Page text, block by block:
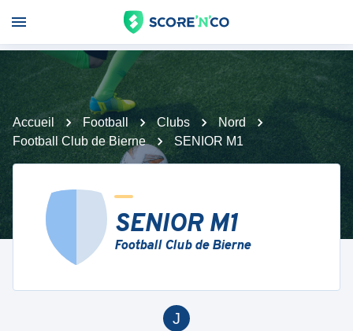
Accueil Football Clubs
Nord
Football Club de Bierne
SENIOR M1
SENIOR M1
Football Club de Bierne
J